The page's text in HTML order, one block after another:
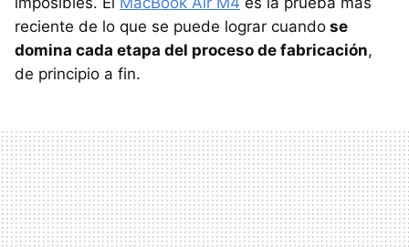
reciente de lo que se puede lograr cuando se
domina cada etapa del proceso de fabricación,
de principio a fin.